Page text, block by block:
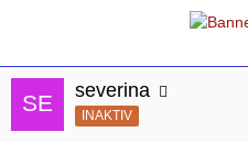
severina
INAKTIV